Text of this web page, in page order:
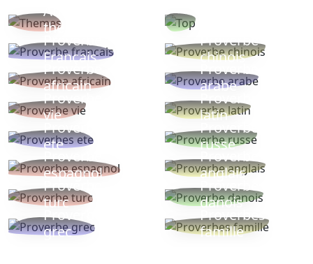
Autres
thèmes
Proverbe
Français
Proverbe
chinois
Proverbe
africain
Proverbe
arabe
Proverbe
vie
Proverbe
latin
Proverbes
ete
Proverbe
russe
Proverbe
espagnol
Proverbe
anglais
Proverbe
turc
Proverbe
danois
Proverbe
grec
Proverbes
famille